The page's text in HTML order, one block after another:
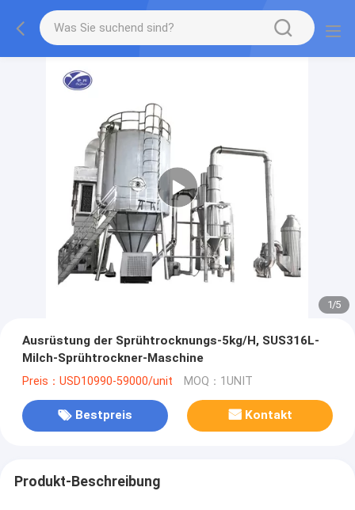
2/5
Ausrüstung der Sprühtrocknungs-5kg/H, SUS316L-
Milch-Sprühtrockner-Maschine
Preis：USD10990-59000/unit MOQ：1UNIT
Bestpreis Kontakt
Produkt-Beschreibung